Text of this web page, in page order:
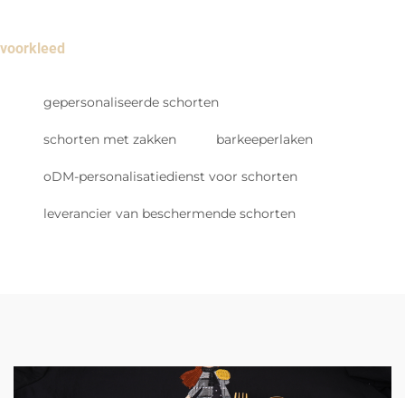
voorkleed
gepersonaliseerde schorten
schorten met zakken barkeeperlaken
oDM-personalisatiedienst voor schorten
leverancier van beschermende schorten